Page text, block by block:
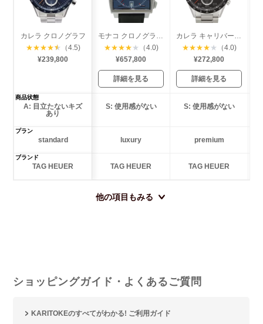
カレラ クロノグラフ
★★★★★
（4.5)
¥239,800
モナコ クロノグラフ スティーブマックイーン
★★★★ ★
（4.0)
¥657,800
詳細を見る
カレラ キャリバー16 クロノグラフ デイデイト
★★★★ ★
（4.0)
¥272,800
詳細を見る
商品状態
A: 目立たないキズ
あり
S: 使用感がない S: 使用感がない
プラン
standard luxury premium
ブランド
TAG HEUER TAG HEUER TAG HEUER
他の項目もみる
ショッピングガイド・よくあるご質問
KARITOKEのすべてがわかる! ご利用ガイド